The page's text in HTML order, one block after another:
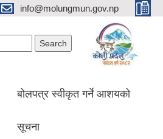
info@molungmun.gov.np
बोलपत्र स्वीकृत गर्ने आशयको
सूचना